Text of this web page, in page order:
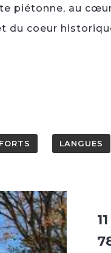
piétonne, au
du coeur
LANGUES